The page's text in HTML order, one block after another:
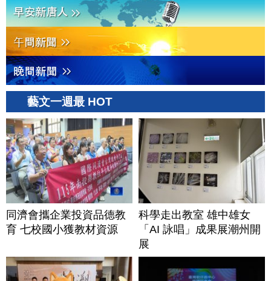
藝文一週最 HOT
同濟會攜企業投資品德教
育 七校國小獲教材資源
科學走出教室 雄中雄女
「AI 詠唱」成果展潮州開
展